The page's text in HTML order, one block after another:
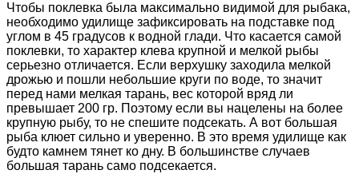
Чтобы поклевка была максимально видимой для рыбака,
необходимо удилище зафиксировать на подставке под
углом в 45 градусов к водной глади. Что касается самой
поклевки, то характер клева крупной и мелкой рыбы
серьезно отличается. Если верхушку заходила мелкой
дрожью и пошли небольшие круги по воде, то значит
перед нами мелкая тарань, вес которой вряд ли
превышает 200 гр. Поэтому если вы нацелены на более
крупную рыбу, то не спешите подсекать. А вот большая
рыба клюет сильно и уверенно. В это время удилище как
будто камнем тянет ко дну. В большинстве случаев
большая тарань само подсекается.